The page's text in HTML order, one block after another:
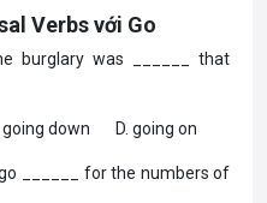
Verbs với Go
burglary was ______ that
down D. going on
______ for the numbers of